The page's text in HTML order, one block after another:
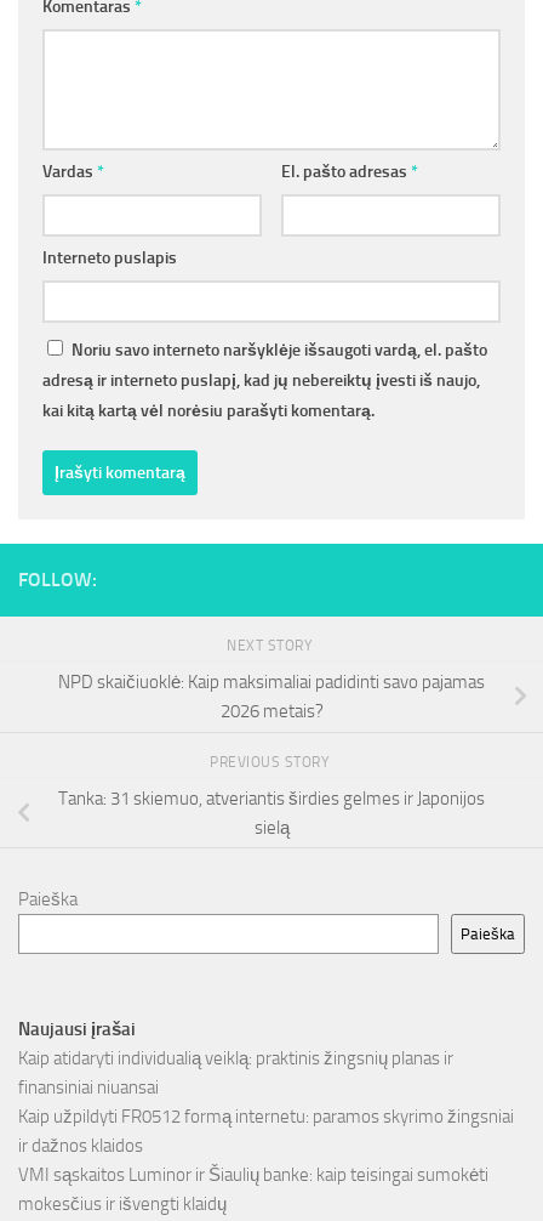
Komentaras *
Vardas * El. pašto adresas *
Interneto puslapis
Noriu savo interneto naršyklėje išsaugoti vardą, el. pašto
adresą ir interneto puslapį, kad jų nebereiktų įvesti iš naujo,
kai kitą kartą vėl norėsiu parašyti komentarą.
FOLLOW:
NEXT STORY
NPD skaičiuoklė: Kaip maksimaliai padidinti savo pajamas
2026 metais?
PREVIOUS STORY
Tanka: 31 skiemuo, atveriantis širdies gelmes ir Japonijos
sielą
Paieška
Paieška
Naujausi įrašai
Kaip atidaryti individualią veiklą: praktinis žingsnių planas ir
finansiniai niuansai
Kaip užpildyti FR0512 formą internetu: paramos skyrimo žingsniai
ir dažnos klaidos
VMI sąskaitos Luminor ir Šiaulių banke: kaip teisingai sumokėti
mokesčius ir išvengti klaidų